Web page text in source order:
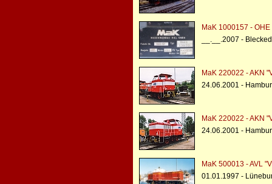
MaK 1000157 - OHE
__.__.2007 -
MaK 220022 - AKN
24.06.2001 -
MaK 220022 - AKN
24.06.2001 -
MaK 500013 - AVL
01.01.1997 -